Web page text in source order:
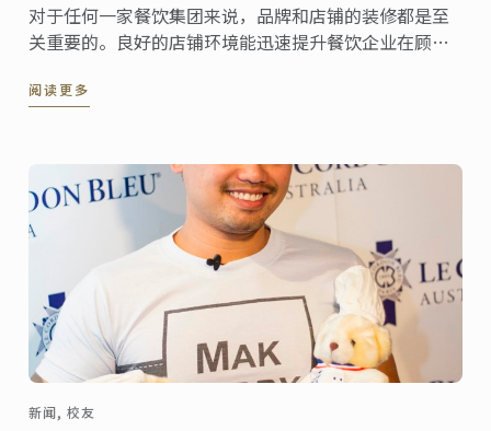
对于任何一家餐饮集团来说，品牌和店铺的装修都是至
关重要的。良好的店铺环境能迅速提升餐饮企业在顾客
一印象。可以说，店铺装修和品牌运营的好坏直接决定
阅读更多
新闻, 校友